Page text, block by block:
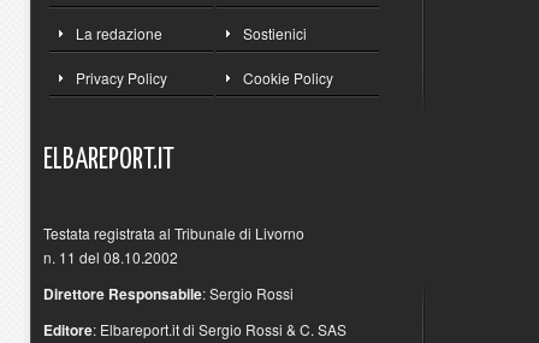
La redazione Sostienici
Privacy Policy Cookie Policy
ELBAREPORT.IT
Testata registrata al Tribunale di Livorno
n. 11 del 08.10.2002
Direttore Responsabile: Sergio Rossi
Editore: Elbareport.it di Sergio Rossi & C. SAS